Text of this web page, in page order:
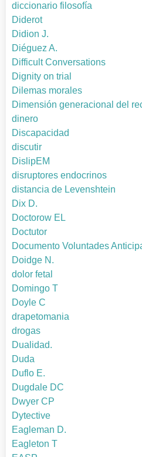
diccionario filosofía
Diderot
Didion J.
Diéguez A.
Difficult Conversations
Dignity on trial
Dilemas morales
Dimensión generacional del
dinero
Discapacidad
discutir
DislipEM
disruptores endocrinos
distancia de Levenshtein
Dix D.
Doctorow EL
Doctutor
Documento Voluntades
Doidge N.
dolor fetal
Domingo T
Doyle C
drapetomania
drogas
Dualidad.
Duda
Duflo E.
Dugdale DC
Dwyer CP
Dytective
Eagleman D.
Eagleton T